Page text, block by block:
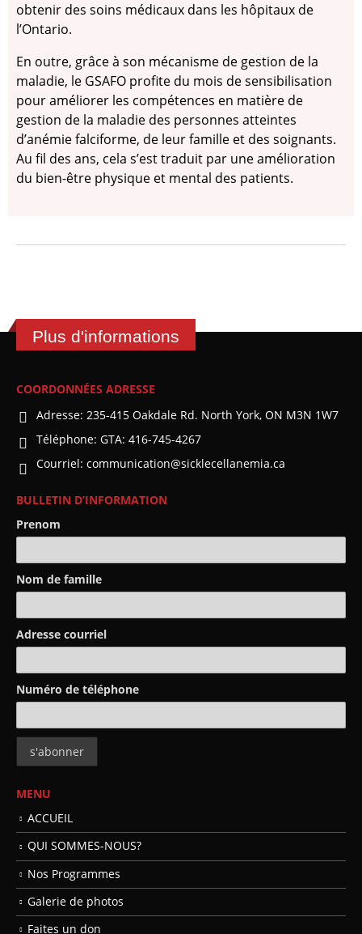
obtenir des soins médicaux dans les hôpitaux de
l’Ontario.
En outre, grâce à son mécanisme de gestion de la
maladie, le GSAFO profite du mois de sensibilisation
pour améliorer les compétences en matière de
gestion de la maladie des personnes atteintes
d’anémie falciforme, de leur famille et des soignants.
Au fil des ans, cela s’est traduit par une amélioration
du bien-être physique et mental des patients.
Plus d'informations
COORDONNÉES ADRESSE
Adresse: 235-415 Oakdale Rd. North York, ON M3N 1W7
Téléphone: GTA: 416-745-4267
Courriel: communication@sicklecellanemia.ca
BULLETIN D’INFORMATION
Prenom
Nom de famille
Adresse courriel
Numéro de téléphone
MENU
ACCUEIL
QUI SOMMES-NOUS?
Nos Programmes
Galerie de photos
Faites un don